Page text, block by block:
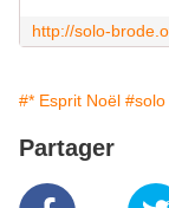
#* Esprit Noël #solo
Partager